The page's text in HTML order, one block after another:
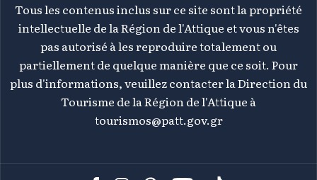
Tous les contenus inclus sur ce site sont la propriété
intellectuelle de la Région de l'Attique et vous n'êtes
pas autorisé à les reproduire totalement ou
partiellement de quelque manière que ce soit. Pour
plus d'informations, veuillez contacter la Direction du
Tourisme de la Région de l'Attique à
tourismos@patt.gov.gr